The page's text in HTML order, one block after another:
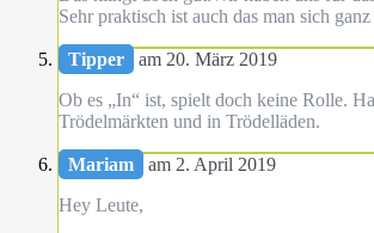
Sehr praktisch ist auch das man sich
Tipper
am 20. März 2019
Ob es „In“ ist, spielt doch keine Rolle.
Trödelmärkten und in Trödelläden.
Mariam
am 2. April 2019
Hey Leute,